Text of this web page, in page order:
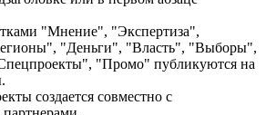
"Мнение", "Экспертиза",
"Деньги", "Власть", "Выборы",
"Промо" публикуются на
создается совместно с